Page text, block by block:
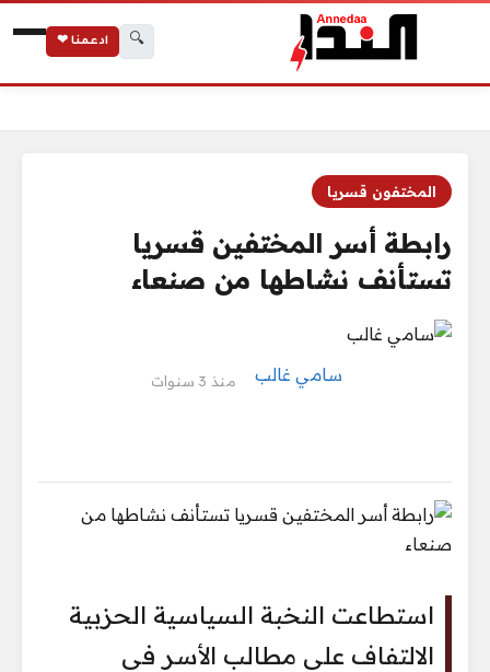
🔍 ادعمنا ❤
المختفون قسريا
رابطة أسر المختفين قسريا
تستأنف نشاطها من صنعاء
سامي غالب منذ 3 سنوات
استطاعت النخبة السياسية الحزبية
الالتفاف على مطالب الأسر في